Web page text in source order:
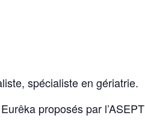
spécialiste en gériatrie.
proposés par l’ASEPT